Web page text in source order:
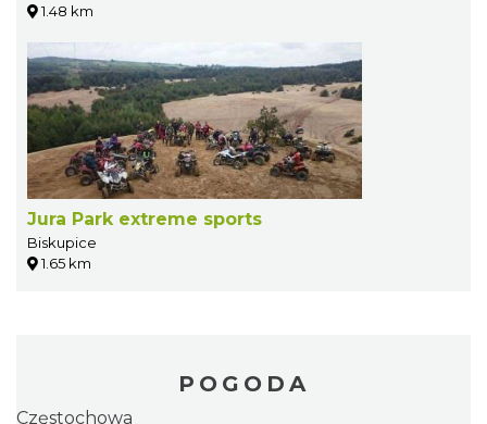
1.48 km
Jura Park extreme sports
Biskupice
1.65 km
POGODA
Częstochowa